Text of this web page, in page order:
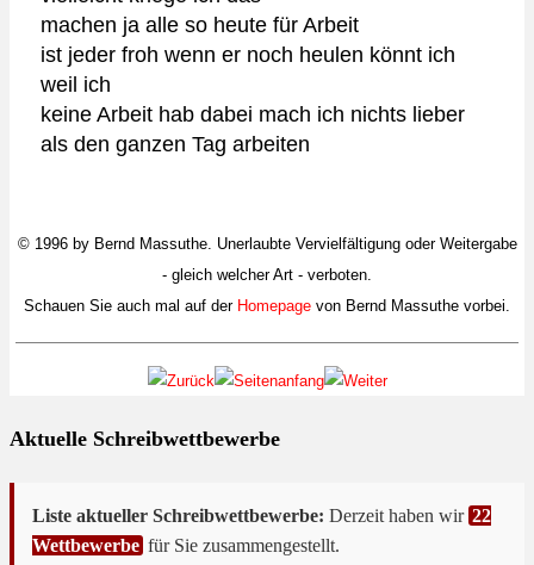
machen ja alle so heute für Arbeit
ist jeder froh wenn er noch heulen könnt ich
weil ich
keine Arbeit hab dabei mach ich nichts lieber
als den ganzen Tag arbeiten
© 1996 by Bernd Massuthe. Unerlaubte Vervielfältigung oder Weitergabe
- gleich welcher Art - verboten.
Schauen Sie auch mal auf der Homepage von Bernd Massuthe vorbei.
Aktuelle Schreibwettbewerbe
Liste aktueller Schreibwettbewerbe: Derzeit haben wir 22
Wettbewerbe für Sie zusammengestellt.